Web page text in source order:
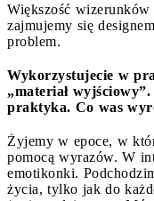
Większość
zajmujemy się
problem.
Wykorzystujecie w
„materiał
praktyka. Co was
Żyjemy w epoce, w
pomocą wyrazów. W
emotikonki.
życia, tylko jak do